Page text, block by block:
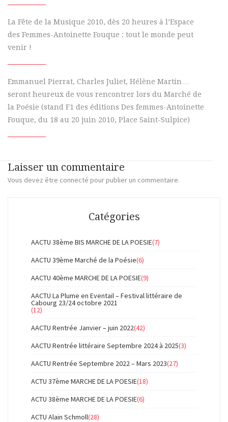
La Fête de la Musique 2010, dès 20 heures à l’Espace
des Femmes-Antoinette Fouque : tout le monde peut
venir !
Emmanuel Pierrat, Charles Juliet, Hélène Martin…
seront heureux de vous rencontrer lors du Marché de
la Poésie (stand F1 des éditions Des femmes-Antoinette
Fouque, du 18 au 20 juin 2010, Place Saint-Sulpice)
Laisser un commentaire
Vous devez être connecté pour publier un commentaire.
Catégories
AACTU 38ème BIS MARCHE DE LA POESIE(7)
AACTU 39ème Marché de la Poésie(6)
AACTU 40ème MARCHE DE LA POESIE(9)
AACTU La Plume en Eventail – Festival littéraire de
Cabourg 23/24 octobre 2021
(12)
AACTU Rentrée Janvier – juin 2022(42)
AACTU Rentrée littéraire Septembre 2024 à 2025(3)
AACTU Rentrée Septembre 2022 – Mars 2023(27)
ACTU 37ème MARCHE DE LA POESIE(18)
ACTU 38ème MARCHE DE LA POESIE(6)
ACTU Alain Schmoll(28)